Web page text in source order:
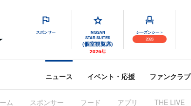
スポンサー
NISSAN
STAR SUITES
(個室観覧席)
2026年
シーズンシート
2026
ニュース イベント・応援 ファンクラブ
ム スポンサー フード アプリ THE LIVE